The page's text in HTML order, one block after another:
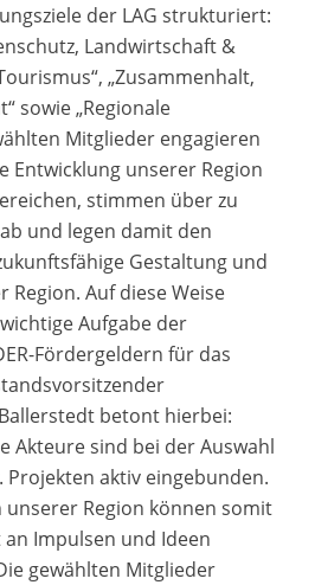
der LAG strukturiert:
Landwirtschaft &
„Zusammenhalt,
sowie „Regionale
Mitglieder engagieren
Entwicklung unserer Region
stimmen über zu
und legen damit den
Gestaltung und
Auf diese Weise
Aufgabe der
Fördergeldern für das
betont hierbei:
Akteure sind bei der Auswahl
aktiv eingebunden.
Region können somit
Impulsen und Ideen
gewählten Mitglieder